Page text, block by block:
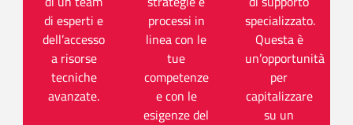
di esperti e
dell’accesso
a risorse
tecniche
avanzate.
processi in
linea con le
tue
competenze
e con le
esigenze del
specializzato.
Questa è
un’opportunità
per
capitalizzare
su un